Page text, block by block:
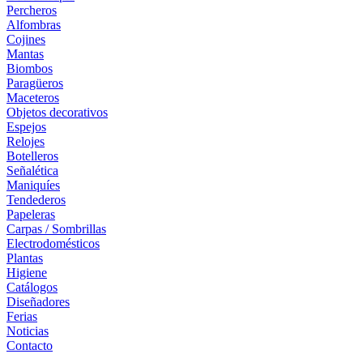
Percheros
Alfombras
Cojines
Mantas
Biombos
Paragüeros
Maceteros
Objetos decorativos
Espejos
Relojes
Botelleros
Señalética
Maniquíes
Tendederos
Papeleras
Carpas / Sombrillas
Electrodomésticos
Plantas
Higiene
Catálogos
Diseñadores
Ferias
Noticias
Contacto